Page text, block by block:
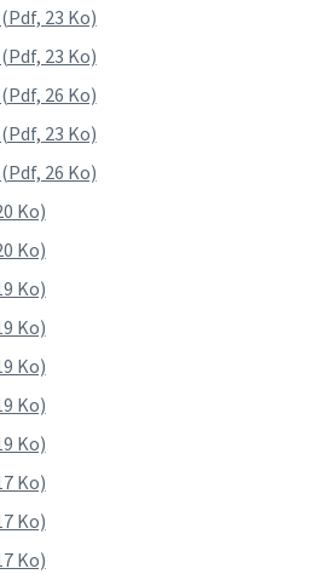
23 Ko)
23 Ko)
26 Ko)
23 Ko)
26 Ko)
Ko)
Ko)
Ko)
Ko)
Ko)
Ko)
Ko)
Ko)
Ko)
Ko)